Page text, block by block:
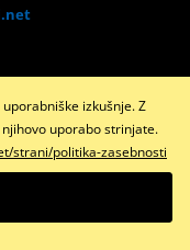
Instagram
izkušnje. Z
uporabo strinjate.
strani/politika-zasebnosti